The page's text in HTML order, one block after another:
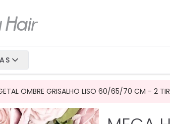
OMBRE GRISALHO LISO 60/65/70 CM - 2